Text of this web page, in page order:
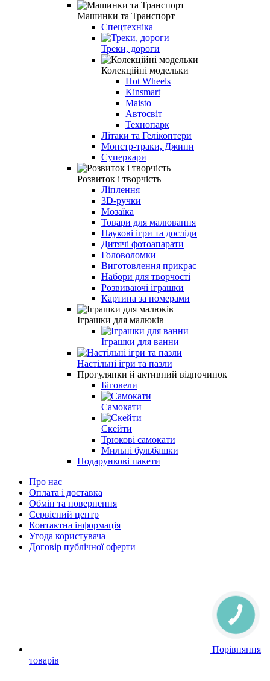
Машинки та Транспорт
Спецтехніка
Треки, дороги
Колекційні модельки
Hot Wheels
Kinsmart
Maisto
Автосвіт
Технопарк
Літаки та Гелікоптери
Монстр-траки, Джипи
Суперкари
Розвиток і творчість
Ліплення
3D-ручки
Мозаїка
Товари для малювання
Наукові ігри та досліди
Дитячі фотоапарати
Головоломки
Виготовлення прикрас
Набори для творчості
Розвиваючі іграшки
Картина за номерами
Іграшки для малюків
Іграшки для ванни
Настільні ігри та пазли
Прогулянки й активний відпочинок
Біговели
Самокати
Скейти
Трюкові самокати
Мильні бульбашки
Подарункові пакети
Про нас
Оплата і доставка
Обмін та повернення
Сервісний центр
Контактна інформація
Угода користувача
Договір публічної оферти
Порівняння
товарів